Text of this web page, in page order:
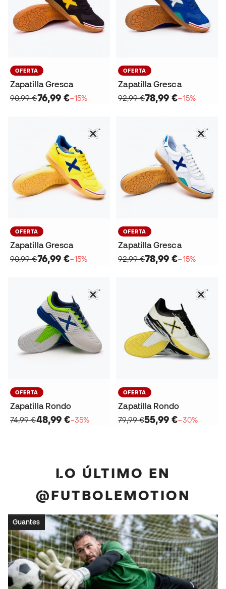
OFERTA
Zapatilla Gresca
90,99 €76,99 €−15%
OFERTA
Zapatilla Gresca
92,99 €78,99 €−15%
OFERTA
Zapatilla Gresca
90,99 €76,99 €−15%
OFERTA
Zapatilla Gresca
92,99 €78,99 €−15%
OFERTA
Zapatilla Rondo
74,99 €48,99 €−35%
OFERTA
Zapatilla Rondo
79,99 €55,99 €−30%
LO ÚLTIMO EN
@FUTBOLEMOTION
Guantes